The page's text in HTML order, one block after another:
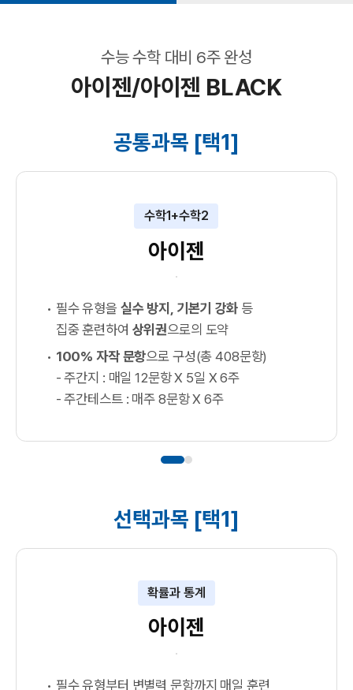
수능 수학 대비 6주 완성
아이젠/아이젠 BLACK
공통과목 [택1]
수학1+수학2
아이젠
필수 유형을 실수 방지, 기본기 강화등
집중 훈련하여 상위권으로의 도약
100% 자작 문항으로 구성(총 408문항)
- 주간지 : 매일 12문항 X 5일 X 6주
- 주간테스트 : 매주 8문항 X 6주
선택과목 [택1]
확률과 통계
아이젠
필수 유형부터 변별력 문항까지 매일 훈련